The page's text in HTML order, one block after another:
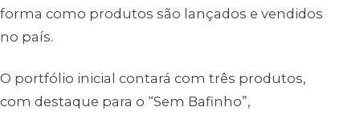
forma como produtos são lançados e vendidos
no país.
O portfólio inicial contará com três produtos,
com destaque para o “Sem Bafinho”,